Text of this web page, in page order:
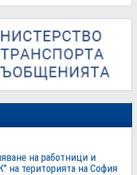
на работници и
на територията на София